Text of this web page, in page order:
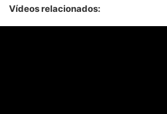
Vídeos relacionados: